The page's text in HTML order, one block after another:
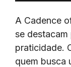
A Cadence
se
praticidade.
quem busca